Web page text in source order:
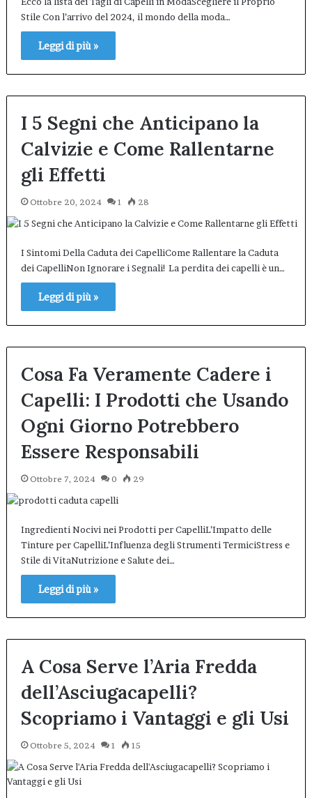
Stile Con l’arrivo del 2024, il mondo della moda…
Leggi di più »
I 5 Segni che Anticipano la
Calvizie e Come Rallentarne
gli Effetti
Ottobre 20, 2024 1 28
I Sintomi Della Caduta dei CapelliCome Rallentare la Caduta
dei CapelliNon Ignorare i Segnali! La perdita dei capelli è un…
Leggi di più »
Cosa Fa Veramente Cadere i
Capelli: I Prodotti che Usando
Ogni Giorno Potrebbero
Essere Responsabili
Ottobre 7, 2024 0 29
Ingredienti Nocivi nei Prodotti per CapelliL’Impatto delle
Tinture per CapelliL’Influenza degli Strumenti TermiciStress e
Stile di VitaNutrizione e Salute dei…
Leggi di più »
A Cosa Serve l’Aria Fredda
dell’Asciugacapelli?
Scopriamo i Vantaggi e gli Usi
Ottobre 5, 2024 1 15